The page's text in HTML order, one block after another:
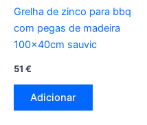
Grelha de zinco para bbq
com pegas de madeira
100x40cm sauvic
51 €
Adicionar